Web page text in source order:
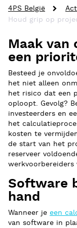
4PS België
Houd grip op
Maak van
een
Besteed je
het niet alleen
het risico dat een
oploopt. Gevolg?
investeerders en
het
kosten te
de start van het
reserveer
werkvoorbereiders
Software
hand
Wanneer je een
van software in